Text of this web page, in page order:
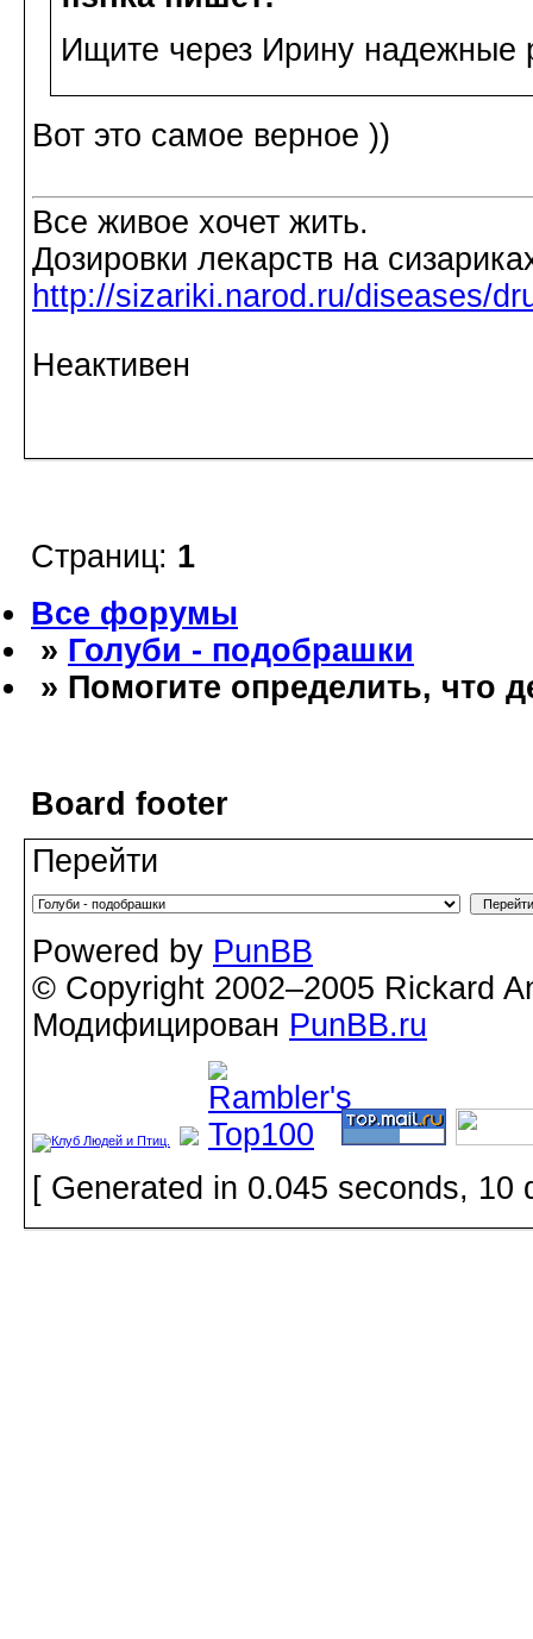
Ищите через Ирину надежные
Вот это самое верное ))
Все живое хочет жить.
Дозировки лекарств на
http://sizariki.narod.ru/diseases/
Неактивен
Страниц: 1
Все форумы
» Голуби - подобрашки
» Помогите определить, что
Board footer
Перейти
Powered by PunBB
© Copyright 2002–2005 Rickard
Модифицирован PunBB.ru
[ Generated in 0.045 seconds, 10